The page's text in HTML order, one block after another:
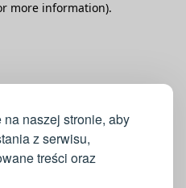
naszej stronie, aby
z serwisu,
treści oraz
more information).